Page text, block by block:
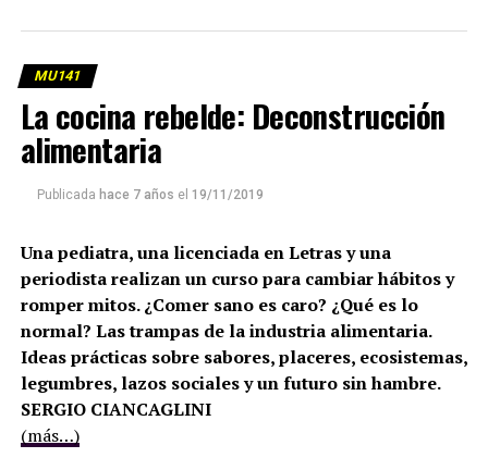
MU141
La cocina rebelde: Deconstrucción
alimentaria
Publicada hace 7 años el 19/11/2019
Una pediatra, una licenciada en Letras y una
periodista realizan un curso para cambiar hábitos y
romper mitos. ¿Comer sano es caro? ¿Qué es lo
normal? Las trampas de la industria alimentaria.
Ideas prácticas sobre sabores, placeres, ecosistemas,
legumbres, lazos sociales y un futuro sin hambre.
SERGIO CIANCAGLINI
(más…)